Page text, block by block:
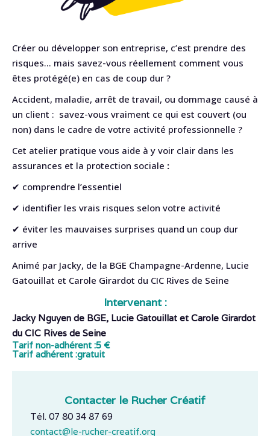
Créer ou développer son entreprise, c’est prendre des
risques… mais savez-vous réellement comment vous
êtes protégé(e) en cas de coup dur ?
Accident, maladie, arrêt de travail, ou dommage causé à
un client : savez-vous vraiment ce qui est couvert (ou
non) dans le cadre de votre activité professionnelle ?
Cet atelier pratique vous aide à y voir clair dans les
assurances et la protection sociale :
✔ comprendre l’essentiel
✔ identifier les vrais risques selon votre activité
✔ éviter les mauvaises surprises quand un coup dur
arrive
Animé par Jacky, de la BGE Champagne-Ardenne, Lucie
Gatouillat et Carole Girardot du CIC Rives de Seine
Intervenant :
Jacky Nguyen de BGE, Lucie Gatouillat et Carole Girardot
du CIC Rives de Seine
Tarif non-adhérent :5 €
Tarif adhérent :gratuit
Contacter le Rucher Créatif
Tél. 07 80 34 87 69
contact@le-rucher-creatif.org